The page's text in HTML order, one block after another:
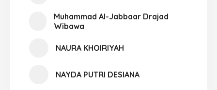
Muhammad Al-Jabbaar Drajad
Wibawa
NAURA KHOIRIYAH
NAYDA PUTRI DESIANA